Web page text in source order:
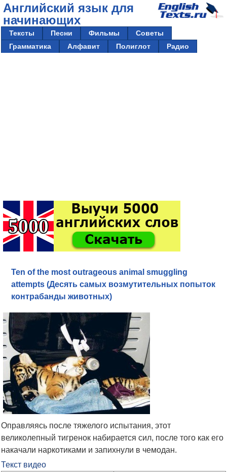
Английский язык для
начинающих
Тексты Песни Фильмы
Советы
Грамматика
Алфавит Полиглот Радио
Ten of the most outrageous animal smuggling
attempts (Десять самых возмутительных попыток
контрабанды животных)
Оправляясь после тяжелого испытания, этот
великолепный тигренок набирается сил, после того как его
накачали наркотиками и запихнули в чемодан.
Текст видео